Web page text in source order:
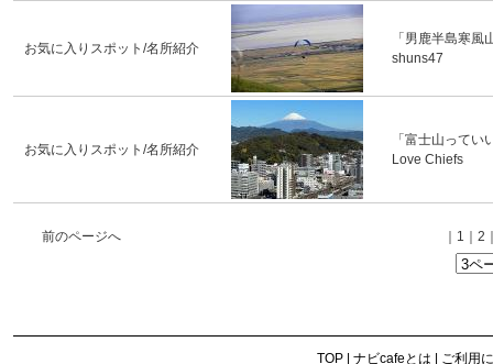
お気に入りスポット/名所紹介
「男鹿半島寒風
shuns47
お気に入りスポット/名所紹介
「富士山ってい
Love Chiefs
前のページへ 1 2
TOP ナビcafeとは ご利用